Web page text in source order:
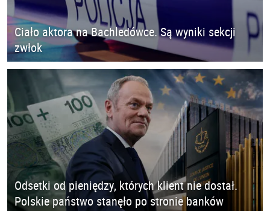
Ciało aktora na Bachledówce. Są wyniki sekcji
zwłok
Odsetki od pieniędzy, których klient nie dostał.
Polskie państwo stanęło po stronie banków